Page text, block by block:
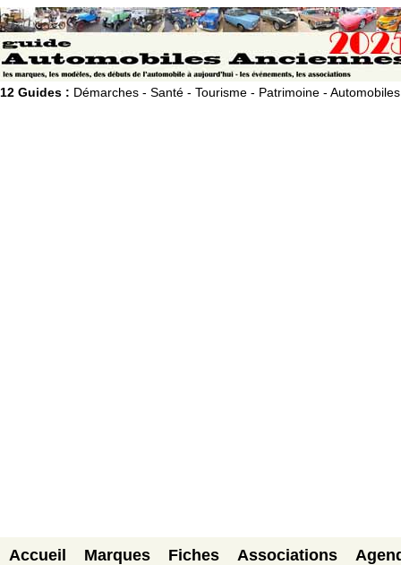
12 Guides : Démarches - Santé - Tourisme - Patrimoine - Automobiles
Accueil Marques Fiches Associations